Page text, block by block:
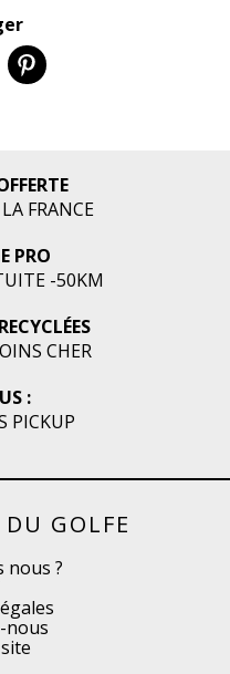
FRANCE
PRO
-50KM
CHER
:
PICKUP
GOLFE
nous ?
nous